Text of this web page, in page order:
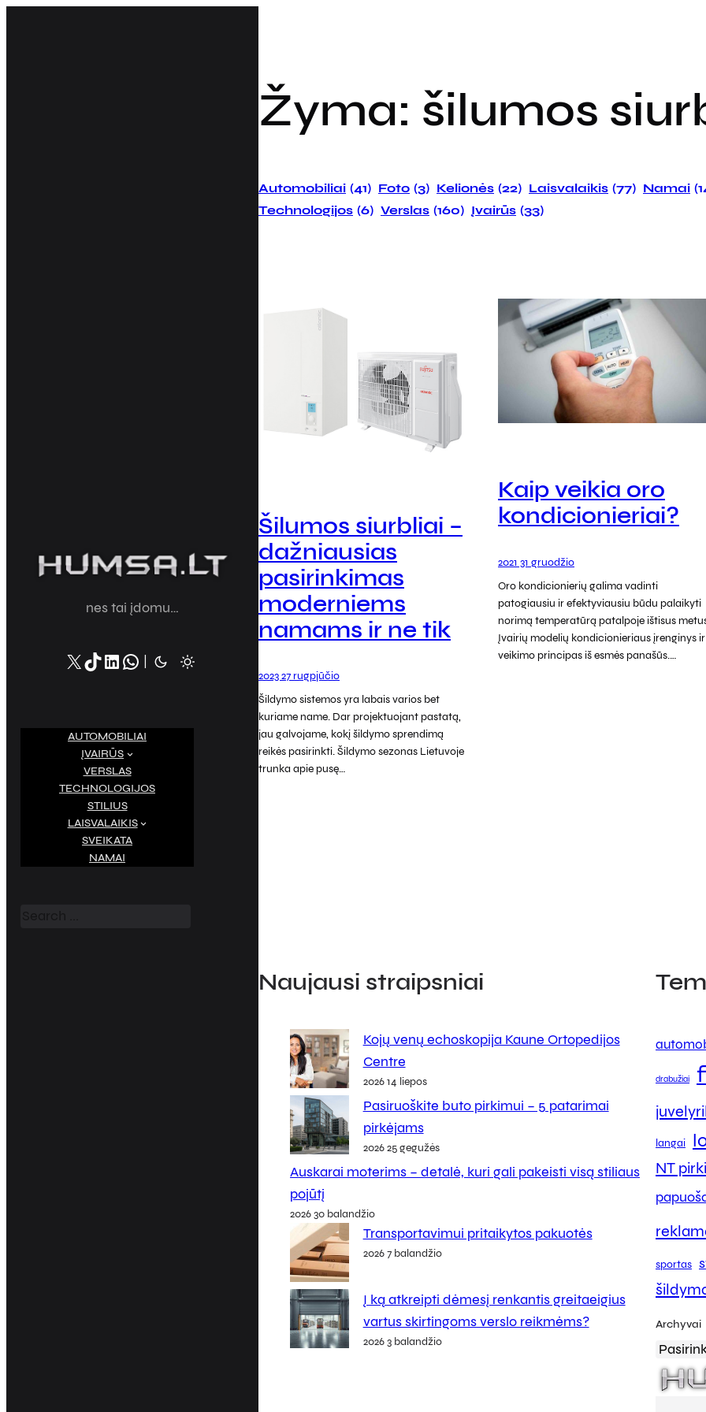
nes tai įdomu…
X TikTok LinkedIn WhatsApp
AUTOMOBILIAI
ĮVAIRŪS
VERSLAS
TECHNOLOGIJOS
STILIUS
LAISVALAIKIS
SVEIKATA
NAMAI
Žyma: šilumos
Automobiliai (41) Foto (3) Kelionės (22) Laisvalaikis (77) Namai
Technologijos (6) Verslas (160) Įvairūs (33)
Šilumos siurbliai –
dažniausias
pasirinkimas
moderniems
namams ir ne tik
2023 27 rugpjūčio
Šildymo sistemos yra labais varios bet
kuriame name. Dar projektuojant pastatą,
jau galvojame, kokį šildymo sprendimą
reikės pasirinkti. Šildymo sezonas Lietuvoje
trunka apie pusę…
Kaip veikia oro
kondicionieriai?
2021 31 gruodžio
Oro kondicionierių galima vadinti
patogiausiu ir efektyviausiu būdu palaikyti
norimą temperatūrą patalpoje ištisus
Įvairių modelių kondicionieriaus įrenginys ir
veikimo principas iš esmės panašūs.…
Naujausi straipsniai
Kojų venų echoskopija Kaune Ortopedijos
Centre
2026 14 liepos
Pasiruoškite buto pirkimui – 5 patarimai
pirkėjams
2026 25 gegužės
Auskarai moterims – detalė, kuri gali pakeisti visą stiliaus
pojūtį
2026 30 balandžio
Transportavimui pritaikytos pakuotės
2026 7 balandžio
Į ką atkreipti dėmesį renkantis greitaeigius
vartus skirtingoms verslo reikmėms?
2026 3 balandžio
drabužiai
langai
NT
sportas
Archyvai